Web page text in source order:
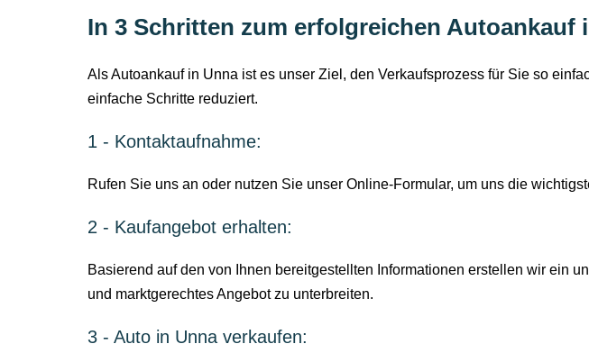
In 3 Schritten zum erfolgreichen Autoankauf
Als Autoankauf in Unna ist es unser Ziel, den Verkaufsprozess für Sie so
einfache Schritte reduziert.
1 - Kontaktaufnahme:
Rufen Sie uns an oder nutzen Sie unser Online-Formular, um uns die
2 - Kaufangebot erhalten:
Basierend auf den von Ihnen bereitgestellten Informationen erstellen wir ein
und marktgerechtes Angebot zu unterbreiten.
3 - Auto in Unna verkaufen: